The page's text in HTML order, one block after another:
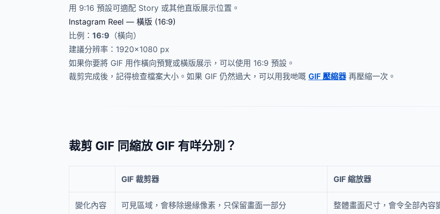
用 9:16 預設可適配 Story 或其他直版展示位置。
Instagram Reel — 橫版 (16:9)
比例： 16:9 （橫向）
建議分辨率：1920×1080 px
如果你要將 GIF 用作橫向預覽或橫版展示，可以使用 16:9 預設。
裁剪完成後，記得檢查檔案大小。如果 GIF 仍然過大，可以用我哋嘅 GIF 壓縮器 再壓縮一次。
裁剪 GIF 同縮放 GIF 有咩分別？
GIF 裁剪器 GIF 縮放器
變化內容 可見區域，會移除邊緣像素，只保留畫面一部分 整體畫面尺寸，會令全部內容